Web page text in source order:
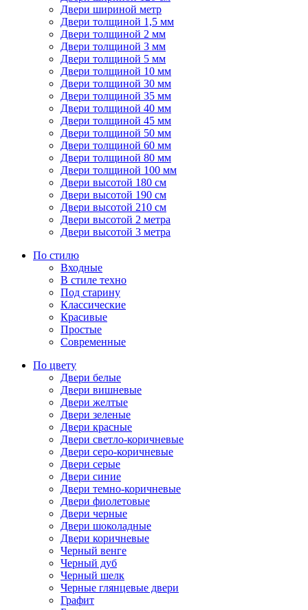
Двери шириной метр
Двери толщиной 1,5 мм
Двери толщиной 2 мм
Двери толщиной 3 мм
Двери толщиной 5 мм
Двери толщиной 10 мм
Двери толщиной 30 мм
Двери толщиной 35 мм
Двери толщиной 40 мм
Двери толщиной 45 мм
Двери толщиной 50 мм
Двери толщиной 60 мм
Двери толщиной 80 мм
Двери толщиной 100 мм
Двери высотой 180 см
Двери высотой 190 см
Двери высотой 210 см
Двери высотой 2 метра
Двери высотой 3 метра
По стилю
Входные
В стиле техно
Под старину
Классические
Красивые
Простые
Современные
По цвету
Двери белые
Двери вишневые
Двери желтые
Двери зеленые
Двери красные
Двери светло-коричневые
Двери серо-коричневые
Двери серые
Двери синие
Двери темно-коричневые
Двери фиолетовые
Двери черные
Двери шоколадные
Двери коричневые
Черный венге
Черный дуб
Черный шелк
Черные глянцевые двери
Графит